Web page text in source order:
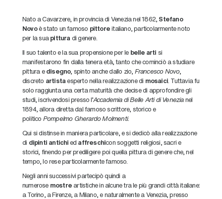
Nato a Cavarzere, in provincia di Venezia nel 1862, Stefano
Novoè stato un famoso pittoreitaliano, particolarmente noto
per la sua pittura di genere.
Il suo talento e la sua propensione per le belle arti si
manifestarono fin dalla tenera età, tanto che cominciò a studiare
pittura edisegno, spinto anche dallo zio, Francesco Novo,
discreto artistaesperto nella realizzazione di mosaici . Tuttavia fu
solo raggiunta una certa maturità che decise di approfondire gli
studi, iscrivendosi presso l’Accademia di Belle Arti di Venezianel
1894, allora diretta dal famoso scrittore, storico e
politico Pompelmo Gherardo Molmenti.
Qui si distinse in maniera particolare, e si dedicò alla realizzazione
di dipinti antichied affreschicon soggetti religiosi, sacri e
storici, finendo per prediligere poi quella pittura di genere che, nel
tempo, lo rese particolarmente famoso.
Negli anni successivi partecipò quindi a
numerose mostre artistiche in alcune tra le più grandi città italiane:
a Torino, a Firenze, a Milano, e naturalmente a Venezia, presso